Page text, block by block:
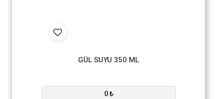
GÜL SUYU 350 ML
0 ₺